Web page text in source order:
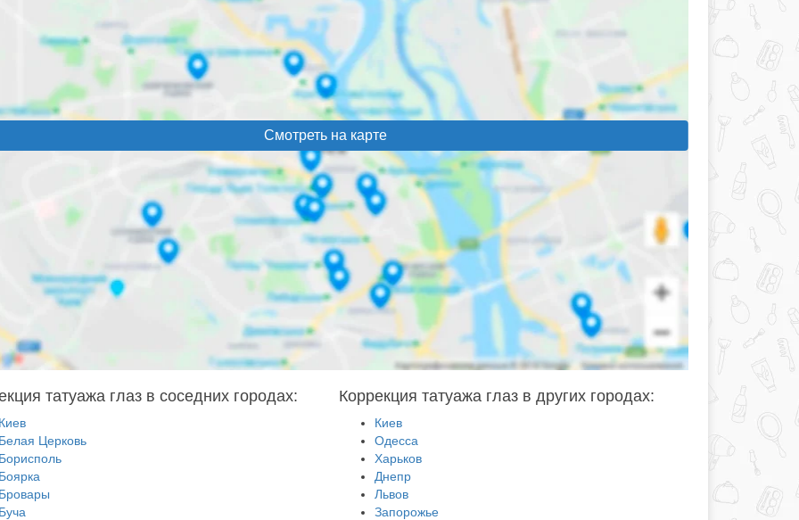
Смотреть на карте
татуажа глаз в соседних городах:
Церковь
Коррекция татуажа глаз в других городах:
Киев
Одесса
Харьков
Днепр
Львов
Запорожье